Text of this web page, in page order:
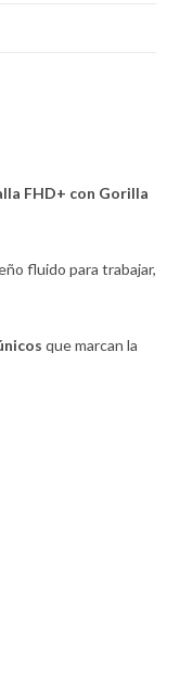
FHD+ con Gorilla
fluido para trabajar,
que marcan la